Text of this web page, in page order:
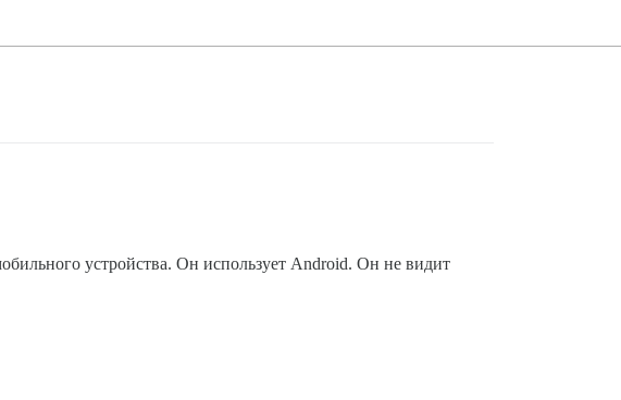
устройства. Он использует Android. Он не видит